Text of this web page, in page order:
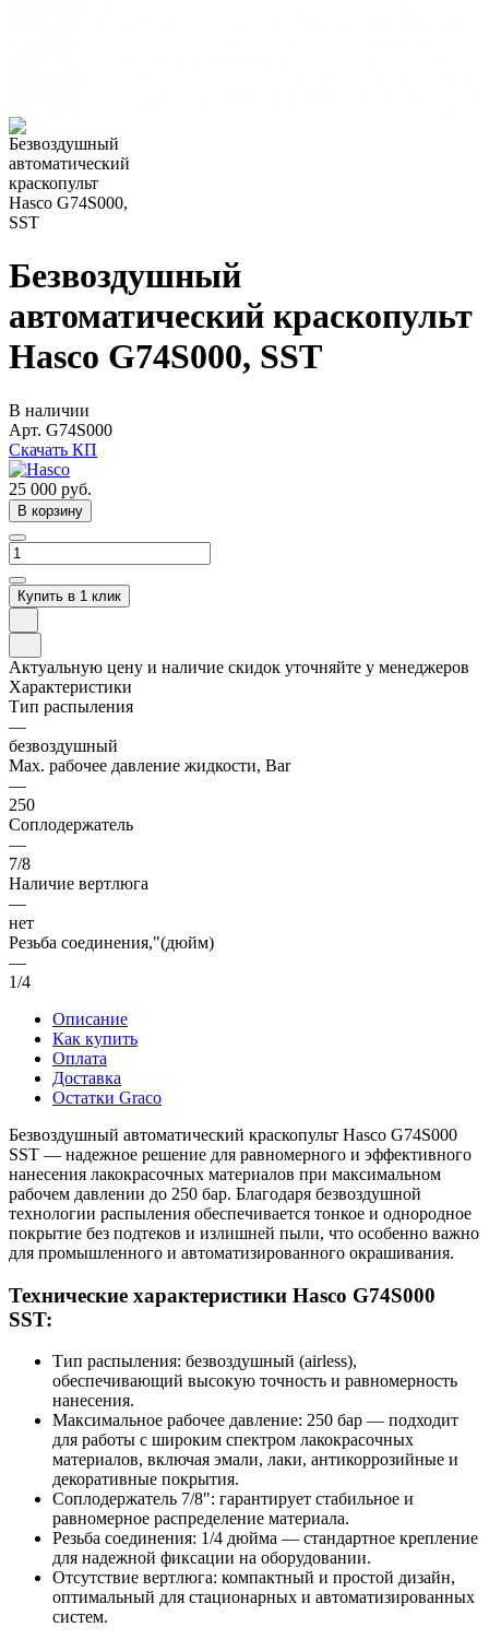
Безвоздушный
автоматический краскопульт
Hasco G74S000, SST
В наличии
Арт. G74S000
Скачать КП
25 000 руб.
В корзину
Купить в 1 клик
Актуальную цену и наличие скидок уточняйте у менеджеров
Характеристики
Тип распыления
—
безвоздушный
Max. рабочее давление жидкости, Bar
—
250
Соплодержатель
—
7/8
Наличие вертлюга
—
нет
Резьба соединения,"(дюйм)
—
1/4
Описание
Как купить
Оплата
Доставка
Остатки Graco
Безвоздушный автоматический краскопульт Hasco G74S000
SST — надежное решение для равномерного и эффективного
нанесения лакокрасочных материалов при максимальном
рабочем давлении до 250 бар. Благодаря безвоздушной
технологии распыления обеспечивается тонкое и однородное
покрытие без подтеков и излишней пыли, что особенно важно
для промышленного и автоматизированного окрашивания.
Технические характеристики Hasco G74S000
SST:
Тип распыления: безвоздушный (airless),
обеспечивающий высокую точность и равномерность
нанесения.
Максимальное рабочее давление: 250 бар — подходит
для работы с широким спектром лакокрасочных
материалов, включая эмали, лаки, антикоррозийные и
декоративные покрытия.
Соплодержатель 7/8": гарантирует стабильное и
равномерное распределение материала.
Резьба соединения: 1/4 дюйма — стандартное крепление
для надежной фиксации на оборудовании.
Отсутствие вертлюга: компактный и простой дизайн,
оптимальный для стационарных и автоматизированных
систем.